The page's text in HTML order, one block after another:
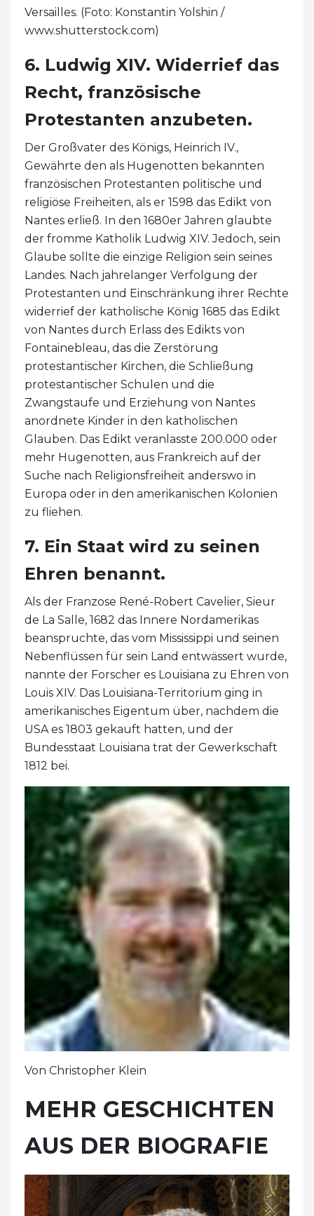
Versailles. (Foto: Konstantin Yolshin /
www.shutterstock.com)
6. Ludwig XIV. Widerrief das
Recht, französische
Protestanten anzubeten.
Der Großvater des Königs, Heinrich IV.,
Gewährte den als Hugenotten bekannten
französischen Protestanten politische und
religiöse Freiheiten, als er 1598 das Edikt von
Nantes erließ. In den 1680er Jahren glaubte
der fromme Katholik Ludwig XIV. Jedoch, sein
Glaube sollte die einzige Religion sein seines
Landes. Nach jahrelanger Verfolgung der
Protestanten und Einschränkung ihrer Rechte
widerrief der katholische König 1685 das Edikt
von Nantes durch Erlass des Edikts von
Fontainebleau, das die Zerstörung
protestantischer Kirchen, die Schließung
protestantischer Schulen und die
Zwangstaufe und Erziehung von Nantes
anordnete Kinder in den katholischen
Glauben. Das Edikt veranlasste 200.000 oder
mehr Hugenotten, aus Frankreich auf der
Suche nach Religionsfreiheit anderswo in
Europa oder in den amerikanischen Kolonien
zu fliehen.
7. Ein Staat wird zu seinen
Ehren benannt.
Als der Franzose René-Robert Cavelier, Sieur
de La Salle, 1682 das Innere Nordamerikas
beanspruchte, das vom Mississippi und seinen
Nebenflüssen für sein Land entwässert wurde,
nannte der Forscher es Louisiana zu Ehren von
Louis XIV. Das Louisiana-Territorium ging in
amerikanisches Eigentum über, nachdem die
USA es 1803 gekauft hatten, und der
Bundesstaat Louisiana trat der Gewerkschaft
1812 bei.
Von Christopher Klein
MEHR GESCHICHTEN
AUS DER BIOGRAFIE